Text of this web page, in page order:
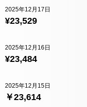
¥23,529
2025年12月17日
¥23,484
2025年12月16日
￥23,614
2025年12月15日